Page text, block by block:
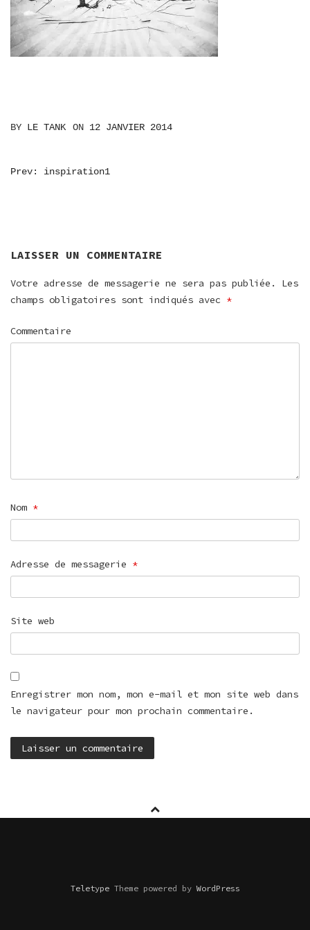
BY LE TANK ON 12 JANVIER 2014
NAVIGATION
Prev: inspiration1
LAISSER UN COMMENTAIRE
Votre adresse de messagerie ne sera pas publiée.
Les
champs obligatoires sont indiqués avec *
Commentaire
Nom *
Adresse de messagerie *
Site web
Enregistrer mon nom, mon e-mail et mon site web dans
le navigateur pour mon prochain commentaire.
TeletypeTheme powered byWordPress